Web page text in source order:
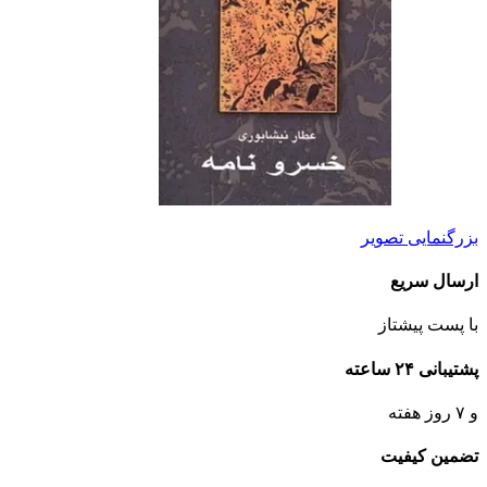
بزرگنمایی تصویر
ارسال سریع
با پست پیشتاز
پشتیبانی ۲۴ ساعته
و ۷ روز هفته
تضمین کیفیت